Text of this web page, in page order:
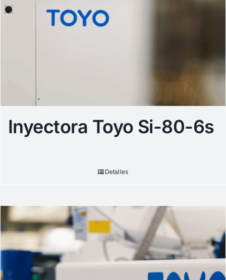
Inyectora Toyo Si-80-6s
Detalles